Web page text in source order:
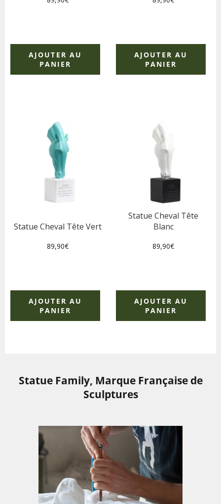
AJOUTER AU
PANIER
AJOUTER AU
PANIER
Statue Cheval Tête Vert
Prix
89,90€
AJOUTER AU
PANIER
Statue Cheval Tête
Blanc
Prix
89,90€
AJOUTER AU
PANIER
Statue Family, Marque Française de
Sculptures